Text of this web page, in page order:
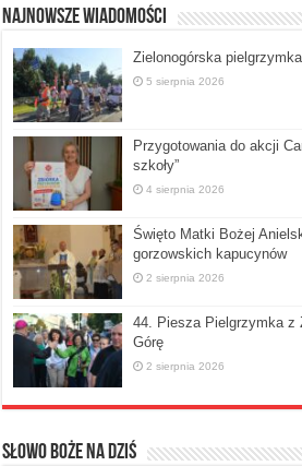
Najnowsze Wiadomości
Zielonogórska
5 sierpnia 2026
Przygotowania do akcji
szkoły”
4 sierpnia 2026
Święto Matki Bożej
gorzowskich kapucynów
2 sierpnia 2026
44. Piesza Pielgrzymka z
Górę
2 sierpnia 2026
Słowo Boże na dziś